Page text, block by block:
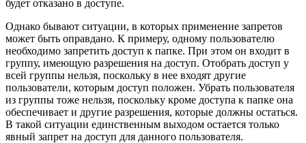
будет отказано в доступе.
Однако бывают ситуации, в которых применение запретов
может быть оправдано. К примеру, одному пользователю
необходимо запретить доступ к папке. При этом он входит в
группу, имеющую разрешения на доступ. Отобрать доступ у
всей группы нельзя, поскольку в нее входят другие
пользователи, которым доступ положен. Убрать пользователя
из группы тоже нельзя, поскольку кроме доступа к папке она
обеспечивает и другие разрешения, которые должны остаться.
В такой ситуации единственным выходом остается только
явный запрет на доступ для данного пользователя.